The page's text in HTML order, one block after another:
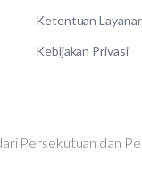
Ketentuan
Kebijakan Privasi
Persekutuan dan